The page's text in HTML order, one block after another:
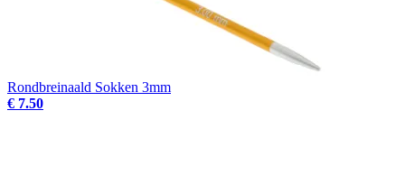
Rondbreinaald Sokken 3mm
€ 7.50